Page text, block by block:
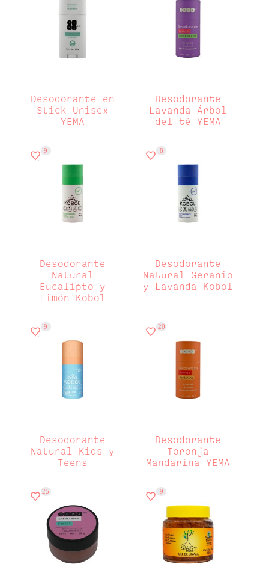
Desodorante en
Stick Unisex
YEMA
Desodorante
Lavanda Árbol
del té YEMA
9
Desodorante
Natural
Eucalipto y
Limón Kobol
8
Desodorante
Natural Geranio
y Lavanda Kobol
9
Desodorante
Natural Kids y
Teens
20
Desodorante
Toronja
Mandarina YEMA
25 9